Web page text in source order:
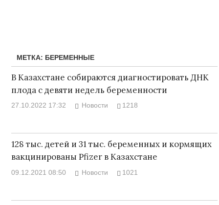
МЕТКА: БЕРЕМЕННЫЕ
В Казахстане собираются диагностировать ДНК
плода с девяти недель беременности
27.10.2022 17:32 Новости 1218
128 тыс. детей и 31 тыс. беременных и кормящих
вакцинированы Pfizer в Казахстане
09.12.2021 08:50 Новости 1021